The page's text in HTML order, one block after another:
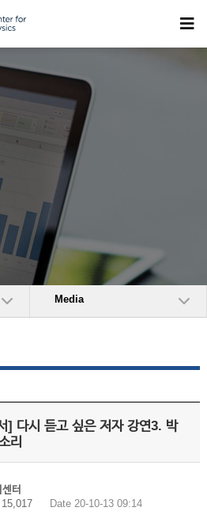
Media
] 다시 듣고 싶은 저자 강연3. 박
리
터
15,017 Date 20-10-13 09:14